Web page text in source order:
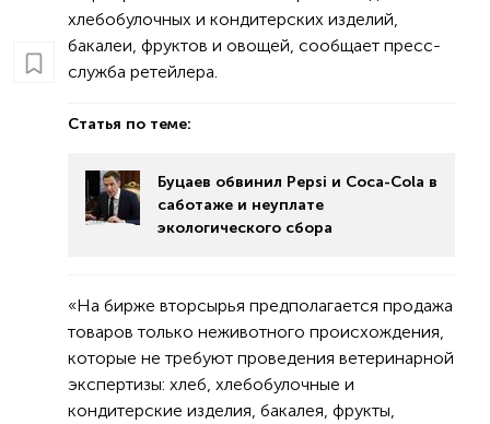
хлебобулочных и кондитерских изделий,
бакалеи, фруктов и овощей, сообщает пресс-
служба ретейлера.
Статья по теме:
Буцаев обвинил Pepsi и Coca-Cola в
саботаже и неуплате
экологического сбора
«На бирже вторсырья предполагается продажа
товаров только неживотного происхождения,
которые не требуют проведения ветеринарной
экспертизы: хлеб, хлебобулочные и
кондитерские изделия, бакалея, фрукты,